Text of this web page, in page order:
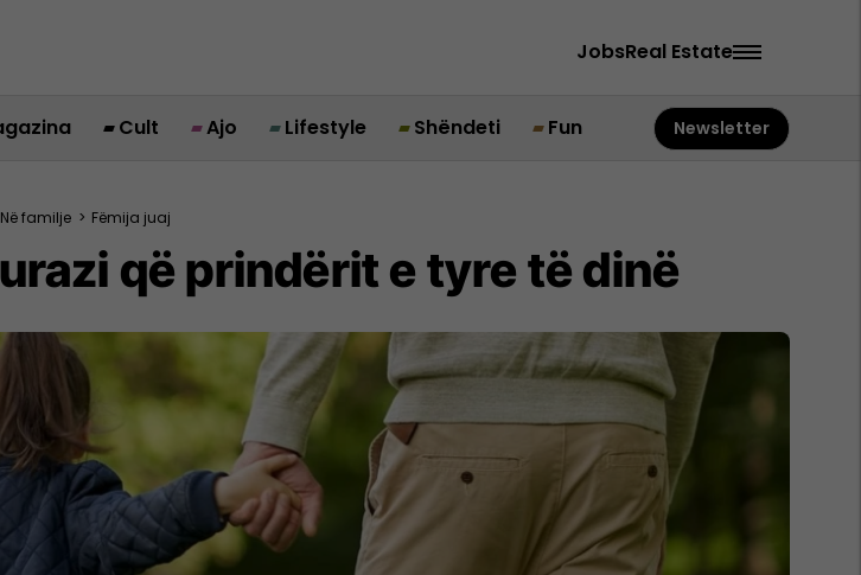
JobsReal Estate
Cult Ajo Lifestyle Shëndeti Fun Newsletter
Në familje > Fëmija juaj
që prindërit e tyre të dinë